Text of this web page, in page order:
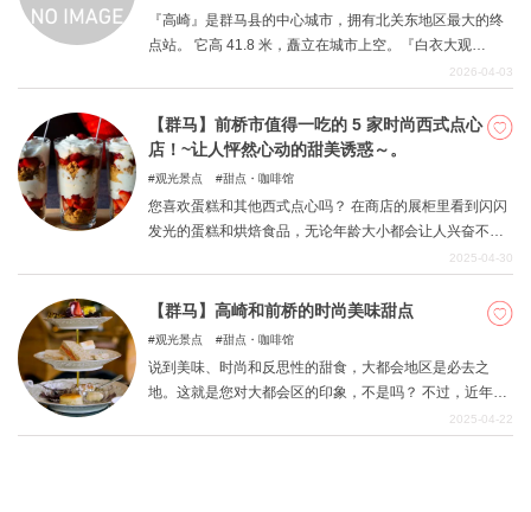
特色主题
USD
关於DEEPLOG
隐私政策
联系我们
网站营运公司
『高崎』是群马县的中心城市，拥有北关东地区最大的终
点站。 它高 41.8 米，矗立在城市上空。『白衣大观
音』，以绣球花而闻名『清水寺（清水寺）』，以及许多
地区作为群马县的观光据点。 本期，我们将对高崎市的此
类 "咖啡馆 "进行总结。 请继续阅读，了解从高崎站步行即
可到达的餐厅，这些餐厅提供美味的午餐和甜点。
2026-04-03
【群马】前桥市值得一吃的 5 家时尚西式点心
店！~让人怦然心动的甜美诱惑～。
观光景点 甜点・咖啡馆
您喜欢蛋糕和其他西式点心吗？ 在商店的展柜里看到闪闪
发光的蛋糕和烘焙食品，无论年龄大小都会让人兴奋不
已。 本文汇集了群马县前桥市内销售时尚、卡哇伊西式点
此您可以将其作为外出用餐和参观咖啡馆的指南。 亲爱
的，我们很乐意满足您的旅行和驾驶需求。 此外，还提到
2025-04-30
【群马】高崎和前桥的时尚美味甜点
观光景点 甜点・咖啡馆
说到美味、时尚和反思性的甜食，大都会地区是必去之
地。这就是您对大都会区的印象，不是吗？ 不过，近年
来，许多漂亮的小店在乡村开张了。 当然，群马县也有很
2025-04-22